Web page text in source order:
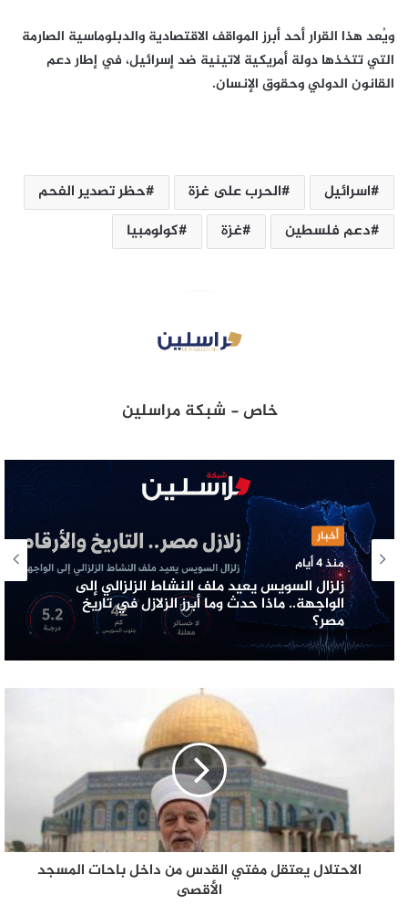
ويُعد هذا القرارأحد أبرز المواقف الاقتصادية والدبلوماسية الصارمة
التي تتخذها دولة أمريكية لاتينية ضد إسرائيل، في إطار دعم
القانون الدولي وحقوق الإنسان.
اسرائيل الحرب على غزة
حظر تصدير الفحم
دعم فلسطين
غزة كولومبيا
خاص - شبكة مراسلين
أخبار
منذ 4 أيام
زلزال السويس يعيد ملف النشاط الزلزالي إلى
الواجهة.. ماذا حدث وما أبرز الزلازل في تاريخ
مصر؟
الاحتلال يعتقل مفتي القدس من داخل باحات المسجد
الأقصى